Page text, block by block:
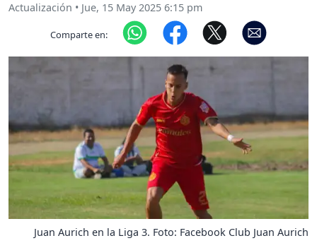
Actualización • Jue, 15 May 2025 6:15 pm
Comparte en:
Juan Aurich en la Liga 3. Foto: Facebook Club Juan Aurich